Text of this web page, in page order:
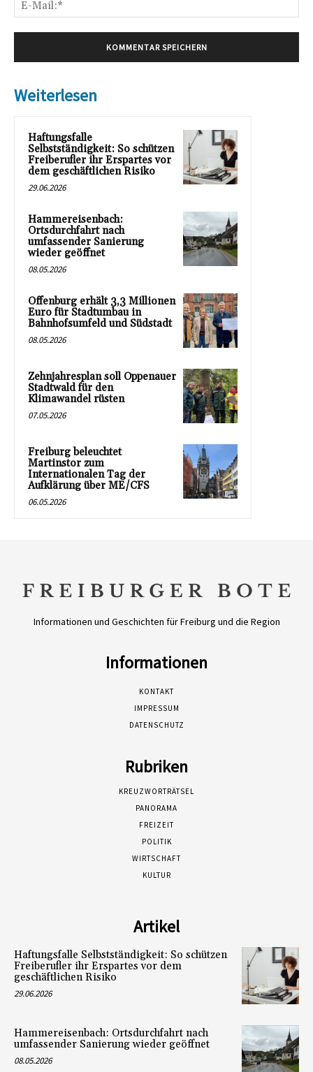
Weiterlesen
Haftungsfalle
Selbstständigkeit: So schützen
Freiberufler ihr Erspartes vor
dem geschäftlichen Risiko
29.06.2026
Hammereisenbach:
Ortsdurchfahrt nach
umfassender Sanierung
wieder geöffnet
08.05.2026
Offenburg erhält 3,3 Millionen
Euro für Stadtumbau in
Bahnhofsumfeld und Südstadt
08.05.2026
Zehnjahresplan soll Oppenauer
Stadtwald für den
Klimawandel rüsten
07.05.2026
Freiburg beleuchtet
Martinstor zum
Internationalen Tag der
Aufklärung über ME/CFS
06.05.2026
Informationen und Geschichten für Freiburg und die Region
Informationen
KONTAKT
IMPRESSUM
DATENSCHUTZ
Rubriken
KREUZWORTRÄTSEL
PANORAMA
FREIZEIT
POLITIK
WIRTSCHAFT
KULTUR
Artikel
Haftungsfalle Selbstständigkeit: So schützen
Freiberufler ihr Erspartes vor dem
geschäftlichen Risiko
29.06.2026
Hammereisenbach: Ortsdurchfahrt nach
umfassender Sanierung wieder geöffnet
08.05.2026